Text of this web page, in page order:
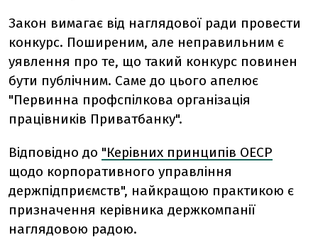
Закон вимагає від наглядової ради провести
конкурс. Поширеним, але неправильним є
уявлення про те, що такий конкурс повинен
бути публічним. Саме до цього апелює
"Первинна профспілкова організація
працівників Приватбанку".
Відповідно до "Керівних принципів ОЕСР
щодо корпоративного управління
держпідприємств", найкращою практикою є
призначення керівника держкомпанії
наглядовою радою.